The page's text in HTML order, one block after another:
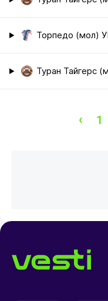
Торпедо (мол)
Туран Тайгерс
‹ 1